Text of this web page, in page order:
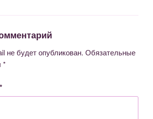
не будет опубликован. Обязательные
*
*